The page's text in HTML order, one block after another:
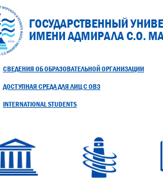
ГОСУДАРСТВЕННЫЙ
ИМЕНИ АДМИРАЛА С.О.
СВЕДЕНИЯ ОБ ОБРАЗОВАТЕЛЬНОЙ ОРГАНИЗАЦИИ
ДОСТУПНАЯ СРЕДА ДЛЯ ЛИЦ С ОВЗ
INTERNATIONAL STUDENTS